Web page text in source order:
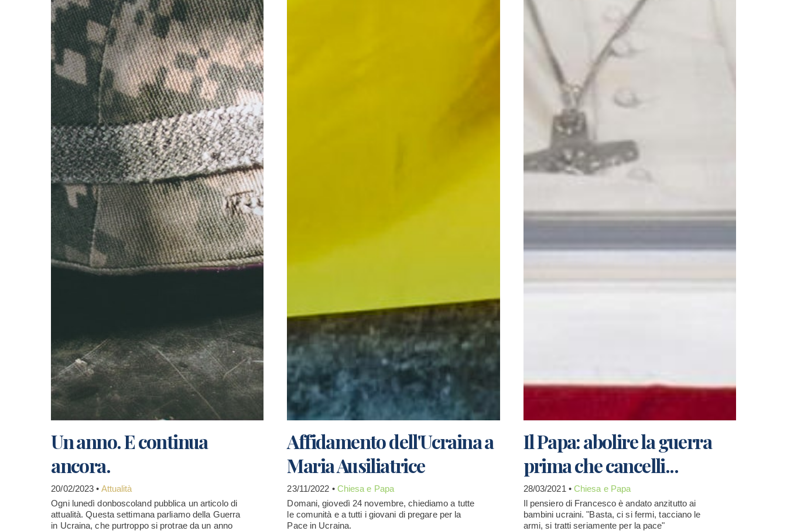
Un anno. E continua
ancora.
20/02/2023 • Attualità
Ogni lunedì donboscoland pubblica un articolo di
attualità. Questa settimana parliamo della Guerra
in Ucraina, che purtroppo si protrae da un anno
Affidamento dell'Ucraina a
Maria Ausiliatrice
23/11/2022 • Chiesa e Papa
Domani, giovedì 24 novembre, chiediamo a tutte
le comunità e a tutti i giovani di pregare per la
Pace in Ucraina.
Il Papa: abolire la guerra
prima che cancelli...
28/03/2021 • Chiesa e Papa
Il pensiero di Francesco è andato anzitutto ai
bambini ucraini. "Basta, ci si fermi, tacciano le
armi, si tratti seriamente per la pace"